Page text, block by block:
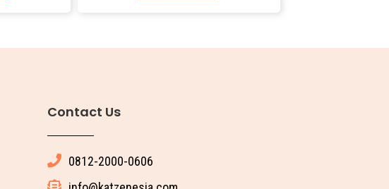
Contact Us
0812-2000-0606